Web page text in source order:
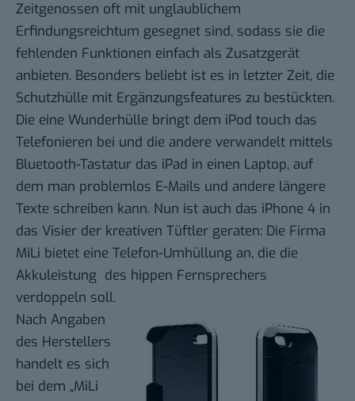
Zeitgenossen oft mit unglaublichem
Erfindungsreichtum gesegnet sind, sodass sie die
fehlenden Funktionen einfach als Zusatzgerät
anbieten. Besonders beliebt ist es in letzter Zeit, die
Schutzhülle mit Ergänzungsfeatures zu bestückten.
Die eine Wunderhülle bringt dem iPod touch das
Telefonieren bei und die andere verwandelt mittels
Bluetooth-Tastatur das iPad in einen Laptop, auf
dem man problemlos E-Mails und andere längere
Texte schreiben kann. Nun ist auch das iPhone 4 in
das Visier der kreativen Tüftler geraten: Die Firma
MiLi bietet eine Telefon-Umhüllung an, die die
Akkuleistung des hippen Fernsprechers
verdoppeln soll.
Nach Angaben
des Herstellers
handelt es sich
bei dem „MiLi